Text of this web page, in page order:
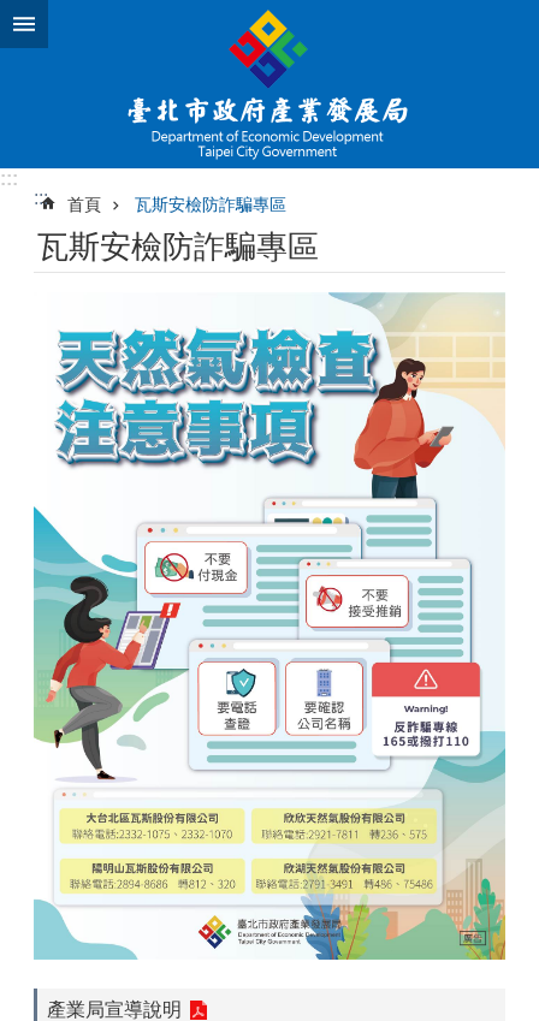
跳到主要內容區塊
:::
:::
首頁 瓦斯安檢防詐騙專區
瓦斯安檢防詐騙專區
產業局宣導說明